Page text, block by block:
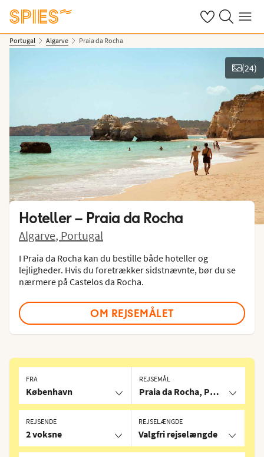
Se dine gemte
Søg påMenu
Portugal Algarve Praia da Rocha
Vis billeder
(24)
Hoteller – Praia da Rocha
Algarve, Portugal
I Praia da Rocha kan du bestille både hoteller og
lejligheder. Hvis du foretrækker sidstnævnte, bør du se
nærmere på Castelos da Rocha.
OM REJSEMÅLET
FRA
København
REJSEMÅL
Praia da Rocha, Portugal
REJSELÆNGDE
Valgfri rejselængde
REJSENDE
2 voksne